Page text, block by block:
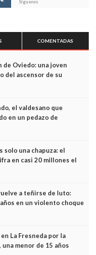
Síguenos
COMENTADAS
Oviedo: una joven
del ascensor de su
sus últimos minutos
el valdesano que
en un pedazo de
solo una chapuza: el
en casi 20 millones el
que no cabían por los
a teñirse de luto:
en un violento choque
La Fresneda por la
menor de 15 años